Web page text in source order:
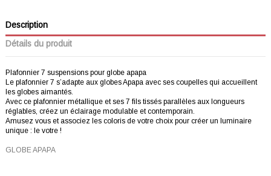
Description
Détails du produit
Plafonnier 7 suspensions pour globe apapa
Le plafonnier 7 s’adapte aux globes Apapa avec ses coupelles qui accueillent
les globes aimantés.
Avec ce plafonnier métallique et ses 7 fils tissés parallèles aux longueurs
réglables, créez un éclairage modulable et contemporain.
Amusez vous et associez les coloris de votre choix pour créer un luminaire
unique : le votre !
GLOBE APAPA